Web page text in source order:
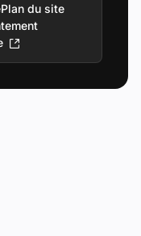
Plan du site